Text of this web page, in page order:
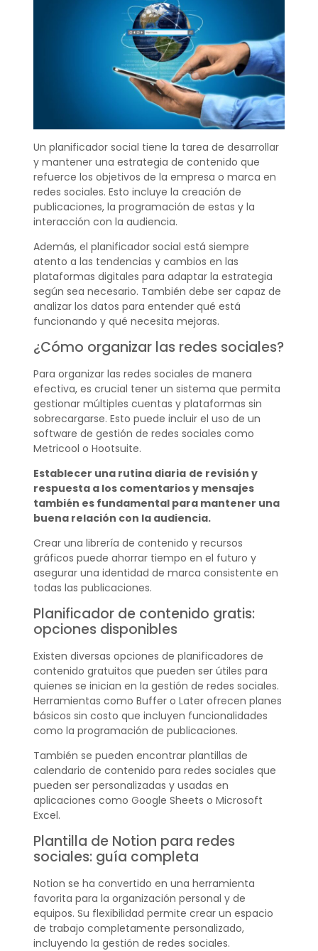
Un planificador social tiene la tarea de desarrollar
y mantener una estrategia de contenido que
refuerce los objetivos de la empresa o marca en
redes sociales. Esto incluye la creación de
publicaciones, la programación de estas y la
interacción con la audiencia.
Además, el planificador social está siempre
atento a las tendencias y cambios en las
plataformas digitales para adaptar la estrategia
según sea necesario. También debe ser capaz de
analizar los datos para entender qué está
funcionando y qué necesita mejoras.
¿Cómo organizar las redes sociales?
Para organizar las redes sociales de manera
efectiva, es crucial tener un sistema que permita
gestionar múltiples cuentas y plataformas sin
sobrecargarse. Esto puede incluir el uso de un
software de gestión de redes sociales como
Metricool o Hootsuite.
Establecer una rutina diaria de revisión y
respuesta a los comentarios y mensajes
también es fundamental para mantener una
buena relación con la audiencia.
Crear una librería de contenido y recursos
gráficos puede ahorrar tiempo en el futuro y
asegurar una identidad de marca consistente en
todas las publicaciones.
Planificador de contenido gratis:
opciones disponibles
Existen diversas opciones de planificadores de
contenido gratuitos que pueden ser útiles para
quienes se inician en la gestión de redes sociales.
Herramientas como Buffer o Later ofrecen planes
básicos sin costo que incluyen funcionalidades
como la programación de publicaciones.
También se pueden encontrar plantillas de
calendario de contenido para redes sociales que
pueden ser personalizadas y usadas en
aplicaciones como Google Sheets o Microsoft
Excel.
Plantilla de Notion para redes
sociales: guía completa
Notion se ha convertido en una herramienta
favorita para la organización personal y de
equipos. Su flexibilidad permite crear un espacio
de trabajo completamente personalizado,
incluyendo la gestión de redes sociales.